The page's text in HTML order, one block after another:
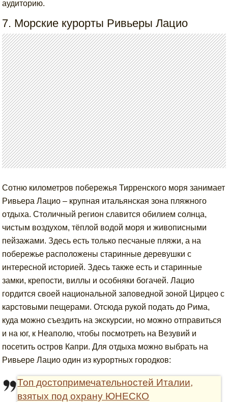
аудиторию.
7. Морские курорты Ривьеры Лацио
Сотню километров побережья Тирренского моря занимает
Ривьера Лацио – крупная итальянская зона пляжного
отдыха. Столичный регион славится обилием солнца,
чистым воздухом, тёплой водой моря и живописными
пейзажами. Здесь есть только песчаные пляжи, а на
побережье расположены старинные деревушки с
интересной историей. Здесь также есть и старинные
замки, крепости, виллы и особняки богачей. Лацио
гордится своей национальной заповедной зоной Цирцео с
карстовыми пещерами. Отсюда рукой подать до Рима,
куда можно съездить на экскурсии, но можно отправиться
и на юг, к Неаполю, чтобы посмотреть на Везувий и
посетить остров Капри. Для отдыха можно выбрать на
Ривьере Лацио один из курортных городков:
Топ достопримечательностей Италии,
взятых под охрану ЮНЕСКО